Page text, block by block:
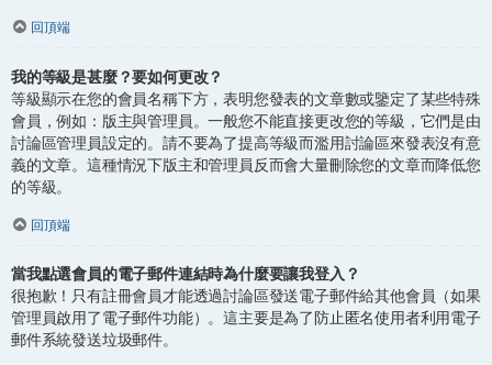
回頂端
我的等級是甚麼？要如何更改？
等級顯示在您的會員名稱下方，表明您發表的文章數或鑒定了某些特殊
會員，例如：版主與管理員。一般您不能直接更改您的等級，它們是由
討論區管理員設定的。請不要為了提高等級而濫用討論區來發表沒有意
義的文章。這種情況下版主和管理員反而會大量刪除您的文章而降低您
的等級。
回頂端
當我點選會員的電子郵件連結時為什麼要讓我登入？
很抱歉！只有註冊會員才能透過討論區發送電子郵件給其他會員（如果
管理員啟用了電子郵件功能）。這主要是為了防止匿名使用者利用電子
郵件系統發送垃圾郵件。